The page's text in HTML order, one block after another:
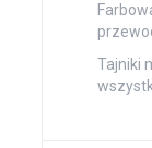
Tajniki